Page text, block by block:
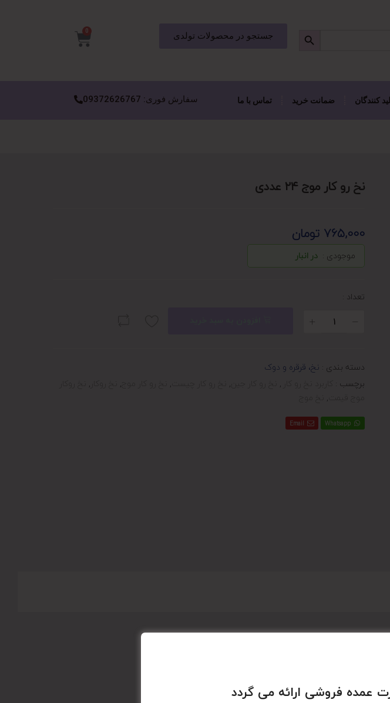
جستجو در محصولات تولدی 0
کنندگان ضمانت خرید تماس با ما سفارش فوری: 09372626767
نخ رو کار موج ۲۴ عددی
765,000 تومان
موجودی : در انبار
تعداد :
دسته بندی : نخ، قرقره و دوک
برچسب :
,
,
,
,
,
,
Whatsapp
Email
عمده فروشی ارائه می گردد